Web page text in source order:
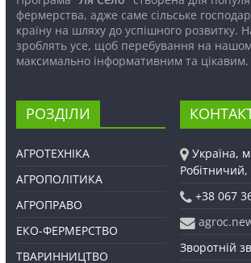
фермерства, адже саме сільське
країну на шляху до успішного розвитку.
зроблять усе, щоб перебування на
максимально інформативним та цікавим.
РОЗДІЛИ
АГРОТЕХНІКА
АГРОПОЛІТИКА
АГРОПРАВО
ЕКО-ФЕРМЕРСТВО
ТВАРИННИЦТВО
Україна,
Робітничий,
+38 067
Зворотній